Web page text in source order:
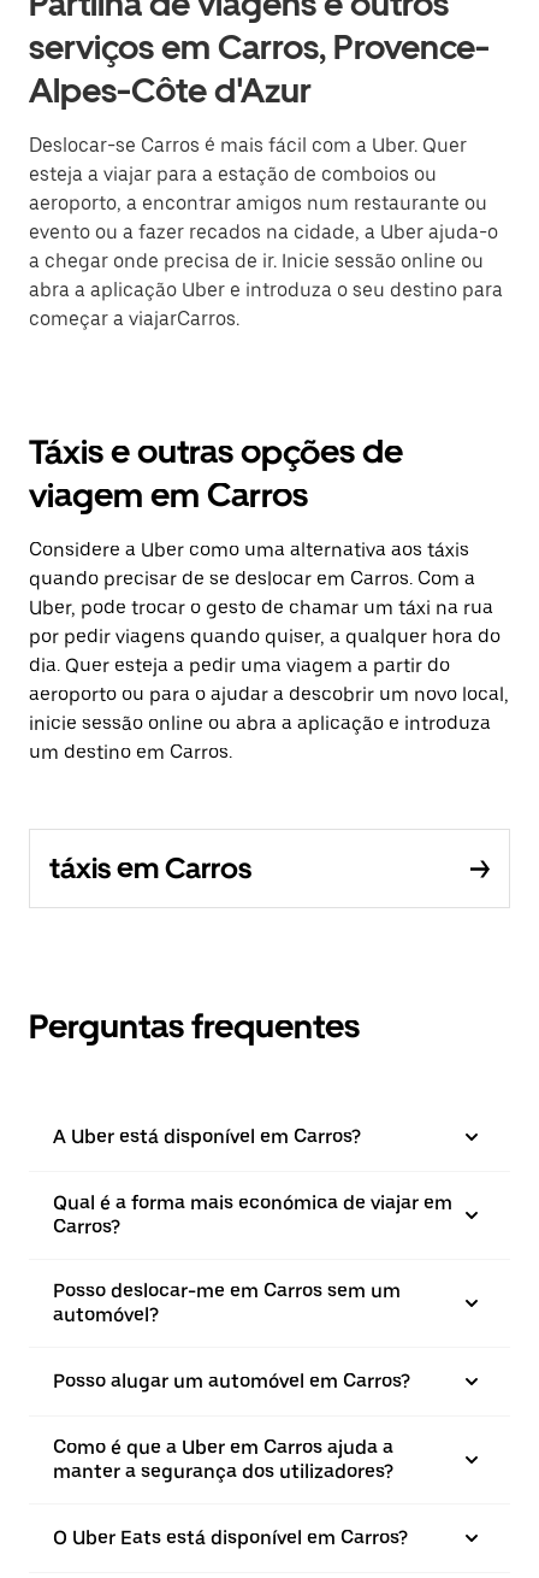
serviços em Carros, Provence-
Alpes-Côte d'Azur
Deslocar-se Carros é mais fácil com a Uber. Quer
esteja a viajar para a estação de comboios ou
aeroporto, a encontrar amigos num restaurante ou
evento ou a fazer recados na cidade, a Uber ajuda-o
a chegar onde precisa de ir. Inicie sessão online ou
abra a aplicação Uber e introduza o seu destino para
começar a viajarCarros.
Táxis e outras opções de
viagem em Carros
Considere a Uber como uma alternativa aos táxis
quando precisar de se deslocar em Carros. Com a
Uber, pode trocar o gesto de chamar um táxi na rua
por pedir viagens quando quiser, a qualquer hora do
dia. Quer esteja a pedir uma viagem a partir do
aeroporto ou para o ajudar a descobrir um novo local,
inicie sessão online ou abra a aplicação e introduza
um destino em Carros.
táxis em Carros
Perguntas frequentes
A Uber está disponível em Carros?
Qual é a forma mais económica de viajar em
Carros?
Posso deslocar-me em Carros sem um
automóvel?
Posso alugar um automóvel em Carros?
Como é que a Uber em Carros ajuda a
manter a segurança dos utilizadores?
O Uber Eats está disponível em Carros?